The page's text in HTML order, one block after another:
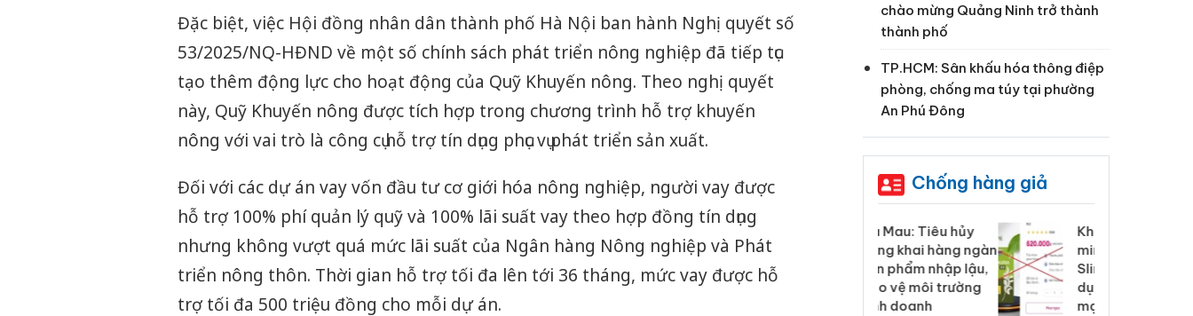
Đặc biệt, việc Hội đồng nhân dân thành phố Hà Nội ban hành Nghị quyết số
53/2025/NQ-HĐND về một số chính sách phát triển nông nghiệp đã tiếp tục
tạo thêm động lực cho hoạt động của Quỹ Khuyến nông. Theo nghị quyết
này, Quỹ Khuyến nông được tích hợp trong chương trình hỗ trợ khuyến
nông với vai trò là công cụ hỗ trợ tín dụng phục vụ phát triển sản xuất.
Đối với các dự án vay vốn đầu tư cơ giới hóa nông nghiệp, người vay được
hỗ trợ 100% phí quản lý quỹ và 100% lãi suất vay theo hợp đồng tín dụng
nhưng không vượt quá mức lãi suất của Ngân hàng Nông nghiệp và Phát
triển nông thôn. Thời gian hỗ trợ tối đa lên tới 36 tháng, mức vay được hỗ
trợ tối đa 500 triệu đồng cho mỗi dự án.
chào mừng Quảng Ninh trở thành
thành phố
TP.HCM: Sân khấu hóa thông điệp
phòng, chống ma túy tại phường
An Phú Đông
Chống hàng giả
Cà Mau: Tiêu hủy
công khai hàng ngàn
sản phẩm nhập lậu,
bảo vệ môi trường
Khẩn trương xác
minh, xử lý sản phẩm
Slimaura Care x3 sử
dụng giấy phép giả